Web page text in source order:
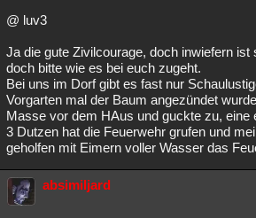
@ luv3
Ja die gute Zivilcourage, doch inwiefern ist
doch bitte wie es bei euch zugeht.
Bei uns im Dorf gibt es fast nur
Vorgarten mal der Baum angezündet
Masse vor dem HAus und guckte zu, eine
3 Dutzen hat die Feuerwehr grufen und
geholfen mit Eimern voller Wasser das
absimiljard